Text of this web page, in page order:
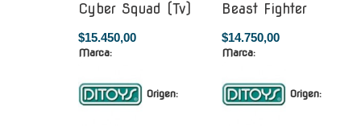
Cyber Squad (Tv)
$15.450,00
Marca:
Origen:
Beast Fighter
$14.750,00
Marca:
Origen: